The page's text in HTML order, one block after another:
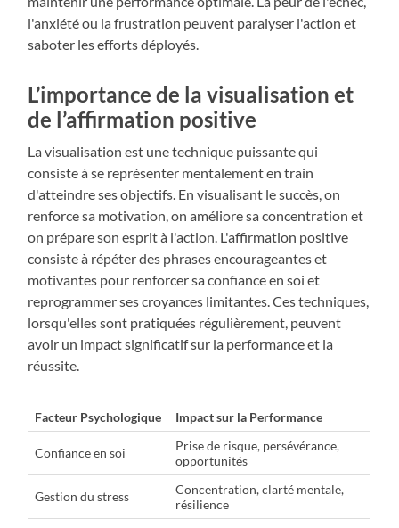
l'anxiété ou la frustration peuvent paralyser l'action et
saboter les efforts déployés.
L’importance de la visualisation et
de l’affirmation positive
La visualisation est une technique puissante qui
consiste à se représenter mentalement en train
d'atteindre ses objectifs. En visualisant le succès, on
renforce sa motivation, on améliore sa concentration et
on prépare son esprit à l'action. L'affirmation positive
consiste à répéter des phrases encourageantes et
motivantes pour renforcer sa confiance en soi et
reprogrammer ses croyances limitantes. Ces techniques,
lorsqu'elles sont pratiquées régulièrement, peuvent
avoir un impact significatif sur la performance et la
réussite.
Facteur Psychologique Impact sur la Performance
Confiance en soi
Prise de risque, persévérance,
opportunités
Gestion du stress
Concentration, clarté mentale,
résilience